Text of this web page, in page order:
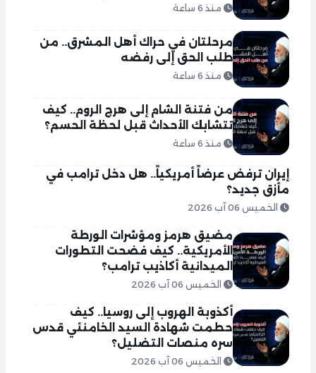
منذ 6 ساعة
مرحلتان في حراك أهل المشرق.. من
طلب الحق إلى رفضه
منذ 6 ساعة
من فتنة الشام إلى هرج الروم.. كيف
تتشابك الأحداث قبل لحظة الحسم؟
منذ 6 ساعة
إيران ترفض عرضاً أمريكياً.. هل دخل ترامب في
مأزق جديد؟
الخميس 06 آب 2026
مضيق هرمز ومؤشرات الورطة
الأمريكية.. كيف فضحت التطورات
الميدانية أكاذيب ترامب؟
الخميس 06 آب 2026
أكذوبة الهروب إلى روسيا.. كيف
حطمت شهادة السيد الخامنئي قدس
سره منصات التضليل؟
الخميس 06 آب 2026